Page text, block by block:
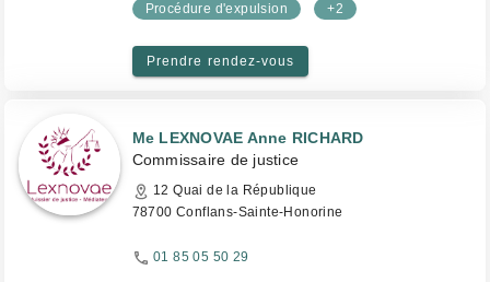
Procédure d'expulsion
+2
Prendre rendez-vous
Me LEXNOVAE Anne RICHARD
Commissaire de justice
12 Quai de la République
78700 Conflans-Sainte-Honorine
01 85 05 50 29